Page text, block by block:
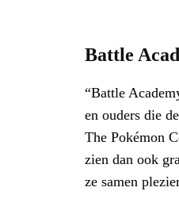
Battle
“Battle
en ouders die
The Pokémon
zien dan ook
ze samen